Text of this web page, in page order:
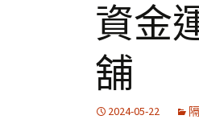
資金
舖
2024-05-22